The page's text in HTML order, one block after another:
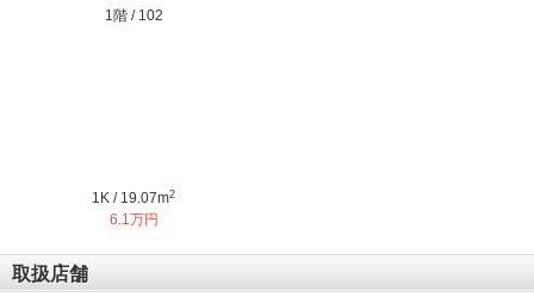
1階 / 102
1K / 19.07m2
6.1万円
取扱店舗